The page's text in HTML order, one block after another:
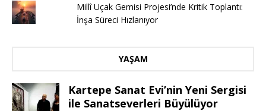
Millî Uçak Gemisi Projesi’nde Kritik Toplantı:
İnşa Süreci Hızlanıyor
YAŞAM
Kartepe Sanat Evi’nin Yeni Sergisi
ile Sanatseverleri Büyülüyor